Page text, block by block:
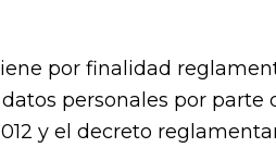
por finalidad
personales por
y el decreto